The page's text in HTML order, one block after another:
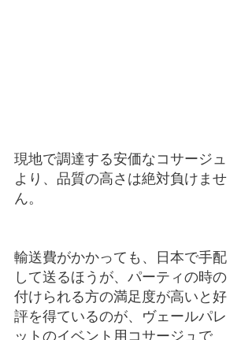
現地で調達する安価なコサージュ
より、品質の高さは絶対負けませ
ん。
輸送費がかかっても、日本で手配
して送るほうが、パーティの時の
付けられる方の満足度が高いと好
評を得ているのが、ヴェールパレ
ットのイベント用コサージュで